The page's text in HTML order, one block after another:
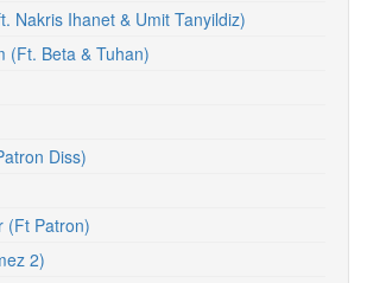
Nakris Ihanet & Umit Tanyildiz)
(Ft. Beta & Tuhan)
Diss)
(Ft Patron)
2)